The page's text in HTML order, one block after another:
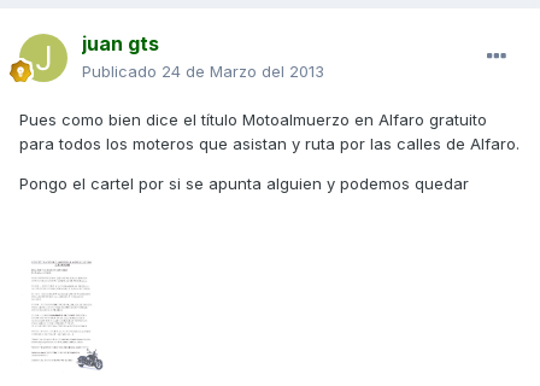
juan gts
Publicado 24 de Marzo del 2013
Pues como bien dice el título Motoalmuerzo en Alfaro gratuito
para todos los moteros que asistan y ruta por las calles de Alfaro.
Pongo el cartel por si se apunta alguien y podemos quedar